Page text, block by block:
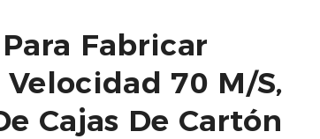
Fabricar
70 M/s,
Cajas De Cartón